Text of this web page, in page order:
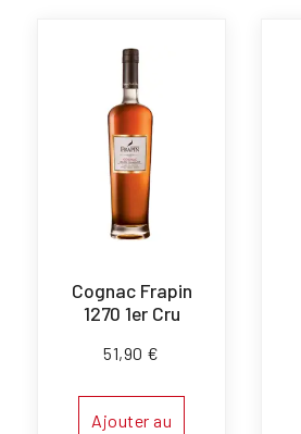
Cognac Frapin
1270 1er Cru
51,90 €
Ajouter au